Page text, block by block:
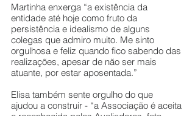
Martinha enxerga “a existência da
entidade até hoje como fruto da
persistência e idealismo de alguns
colegas que admiro muito. Me sinto
orgulhosa e feliz quando fico sabendo das
realizações, apesar de não ser mais
atuante, por estar aposentada.”
Elisa também sente orgulho do que
ajudou a construir - “a Associação é aceita